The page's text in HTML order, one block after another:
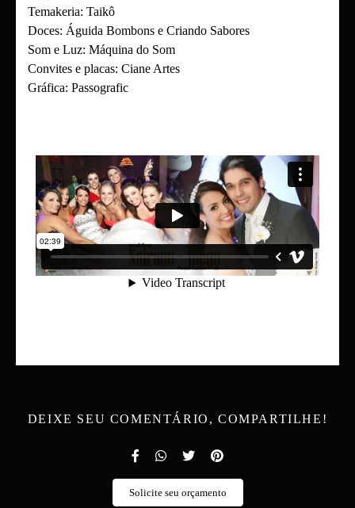
Temakeria: Taikô
Doces: Águida Bombons e Criando Sabores
Som e Luz: Máquina do Som
Convites e placas: Ciane Artes
Gráfica: Passografic
DEIXE SEU COMENTÁRIO, COMPARTILHE!
Solicite seu orçamento